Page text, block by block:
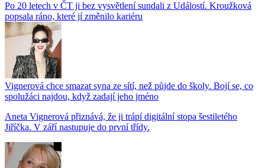
Po 20 letech v ČT ji bez vysvětlení sundali z Událostí. Kroužková
popsala ráno, které jí změnilo kariéru
Vignerová chce smazat syna ze sítí, než půjde do školy. Bojí se, co
spolužáci najdou, když zadají jeho jméno
Aneta Vignerová přiznává, že ji trápí digitální stopa šestiletého
Jiříčka. V září nastupuje do první třídy.